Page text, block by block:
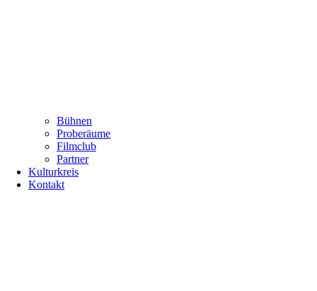
Bühnen
Proberäume
Filmclub
Partner
Kulturkreis
Kontakt